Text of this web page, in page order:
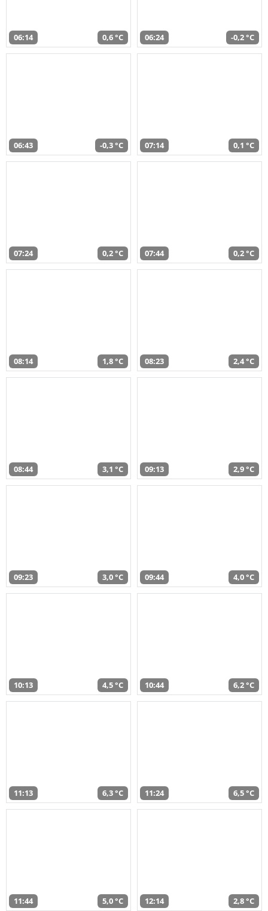
06:14 0,6 °C 06:24 -0,2 °C
06:43 -0,3 °C 07:14 0,1 °C
07:24 0,2 °C 07:44 0,2 °C
08:14 1,8 °C 08:23 2,4 °C
08:44 3,1 °C 09:13 2,9 °C
09:23 3,0 °C 09:44 4,0 °C
10:13 4,5 °C 10:44 6,2 °C
11:13 6,3 °C 11:24 6,5 °C
11:44 5,0 °C 12:14 2,8 °C